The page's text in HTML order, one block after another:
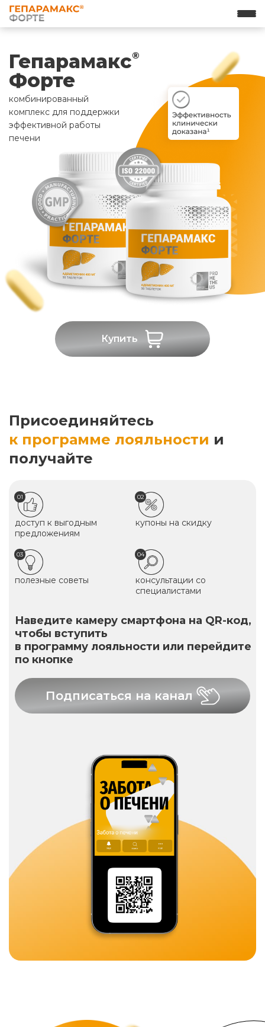
Гепарамакс®
Форте
комбинированный
комплекс для поддержки
эффективной работы
печени
Купить
Присоединяйтесь
к программе лояльности и
получайте
01
доступ к выгодным
предложениям
02
купоны на скидку
03
полезные советы
04
консультации со
специалистами
Наведите камеру смартфона на QR-код,
чтобы вступить
в программу лояльности или перейдите
по кнопке
Подписаться на канал